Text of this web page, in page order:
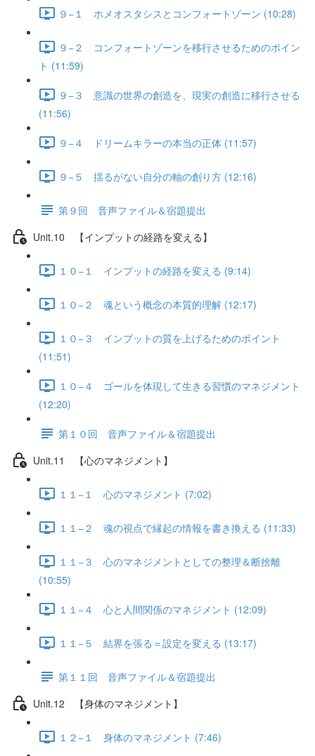
９−１ ホメオスタシスとコンフォートゾーン (10:28)
９−２ コンフォートゾーンを移行させるためのポイン
ト (11:59)
９−３ 意識の世界の創造を、現実の創造に移行させる
(11:56)
９−４ ドリームキラーの本当の正体 (11:57)
９−５ 揺るがない自分の軸の創り方 (12:16)
第９回 音声ファイル＆宿題提出
Unit.10 【インプットの経路を変える】
１０−１ インプットの経路を変える (9:14)
１０−２ 魂という概念の本質的理解 (12:17)
１０−３ インプットの質を上げるためのポイント
(11:51)
１０−４ ゴールを体現して生きる習慣のマネジメント
(12:20)
第１０回 音声ファイル＆宿題提出
Unit.11 【心のマネジメント】
１１−１ 心のマネジメント (7:02)
１１−２ 魂の視点で縁起の情報を書き換える (11:33)
１１−３ 心のマネジメントとしての整理＆断捨離
(10:55)
１１−４ 心と人間関係のマネジメント (12:09)
１１−５ 結界を張る＝設定を変える (13:17)
第１１回 音声ファイル＆宿題提出
Unit.12 【身体のマネジメント】
１２−１ 身体のマネジメント (7:46)